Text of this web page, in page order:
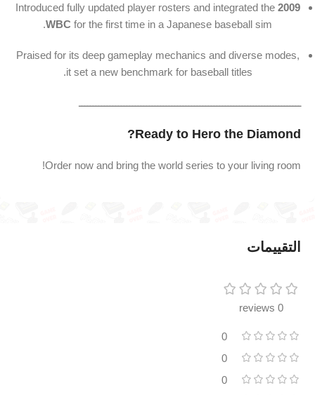
Introduced fully updated player rosters and integrated the 2009
WBC for the first time in a Japanese baseball sim.
Praised for its deep gameplay mechanics and diverse modes,
it set a new benchmark for baseball titles.
ـــــــــــــــــــــــــــــــــــــــــــــــــــــــــــــــــــــــــــــــ
Ready to Hero the Diamond?
Order now and bring the world series to your living room!
التقييمات
0 reviews
0
0
0